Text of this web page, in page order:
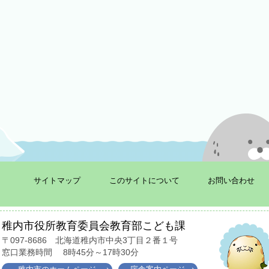
サイトマップ このサイトについて お問い合わせ
稚内市役所教育委員会教育部こども課
〒097-8686 北海道稚内市中央3丁目２番１号
窓口業務時間 8時45分～17時30分